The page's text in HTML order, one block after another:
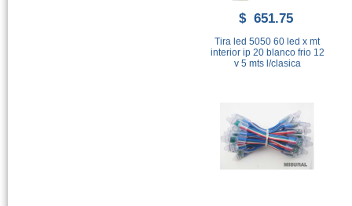
$ 651.75
Tira led 5050 60 led x mt
interior ip 20 blanco frio 12
v 5 mts l/clasica